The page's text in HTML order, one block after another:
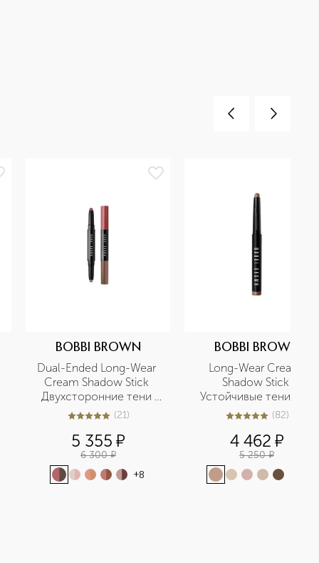
BOBBI BROWN
Dual-Ended Long-Wear
Cream Shadow Stick
Двухсторонние тени
для век в карандаше
5из 521 (21)
5 355 ¤
6 300 ¤
+8
BOBBI BROWN
Long-Wear Cream
Shadow Stick
Устойчивые тени для
век в карандаше
5из 582 (82)
4 462 ¤
5 250 ¤